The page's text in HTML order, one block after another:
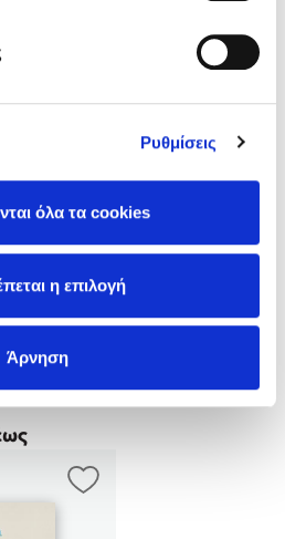
Ρυθμίσεις
όλα τα cookies
η επιλογή
Άρνηση
Κλινική, Αναπτυξιακή και
Κρατικό Πανεπιστήμιο της Πάρμα
εκπαίδευση στη
στη συνέχεια, μεταπτυχιακό
και Εφήβου. Μαθήτευσε επί σειρά
Γι …